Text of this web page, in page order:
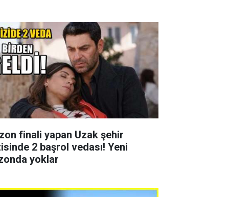
finali yapan Uzak şehir
2 başrol vedası! Yeni
yoklar